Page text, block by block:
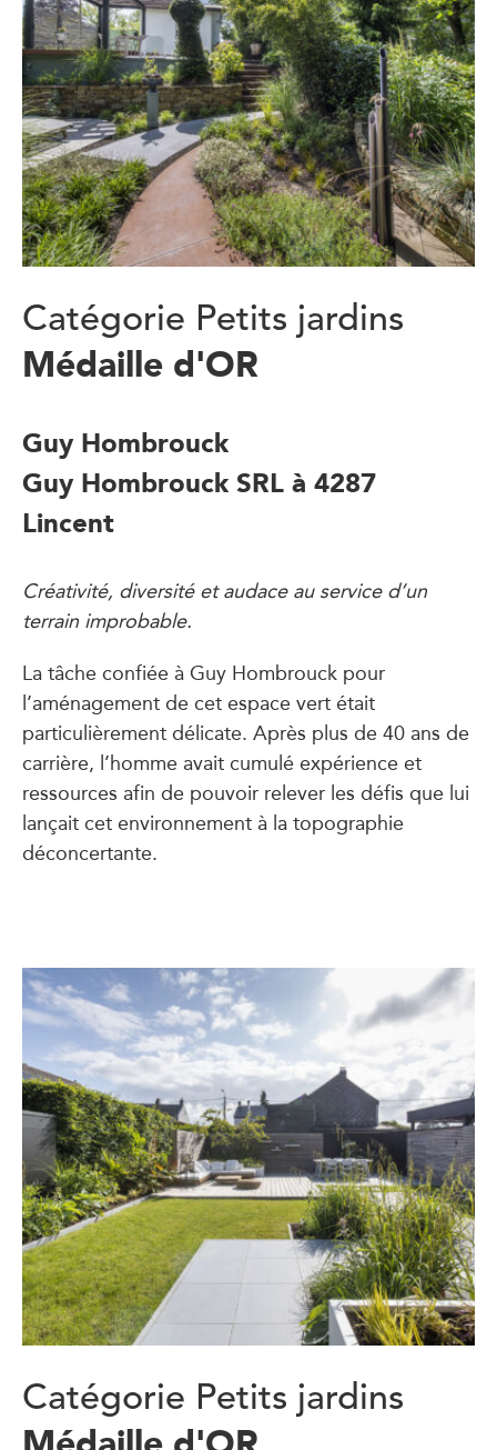
Catégorie Petits jardins
Médaille d'OR
Guy Hombrouck
Guy Hombrouck SRL à 4287
Lincent
Créativité, diversité et audace au service d’un
terrain improbable.
La tâche confiée à Guy Hombrouck pour
l’aménagement de cet espace vert était
particulièrement délicate. Après plus de 40 ans de
carrière, l’homme avait cumulé expérience et
ressources afin de pouvoir relever les défis que lui
lançait cet environnement à la topographie
déconcertante.
Catégorie Petits jardins